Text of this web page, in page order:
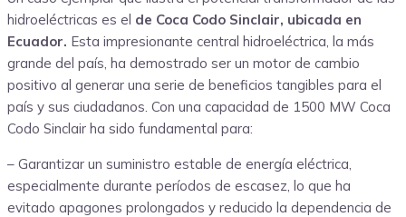
hidroeléctricas es el de Coca Codo Sinclair, ubicada en
Ecuador. Esta impresionante central hidroeléctrica, la más
grande del país, ha demostrado ser un motor de cambio
positivo al generar una serie de beneficios tangibles para el
país y sus ciudadanos. Con una capacidad de 1500 MW Coca
Codo Sinclair ha sido fundamental para:
– Garantizar un suministro estable de energía eléctrica,
especialmente durante períodos de escasez, lo que ha
evitado apagones prolongados y reducido la dependencia de